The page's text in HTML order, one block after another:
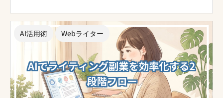
AI活用術 Webライター